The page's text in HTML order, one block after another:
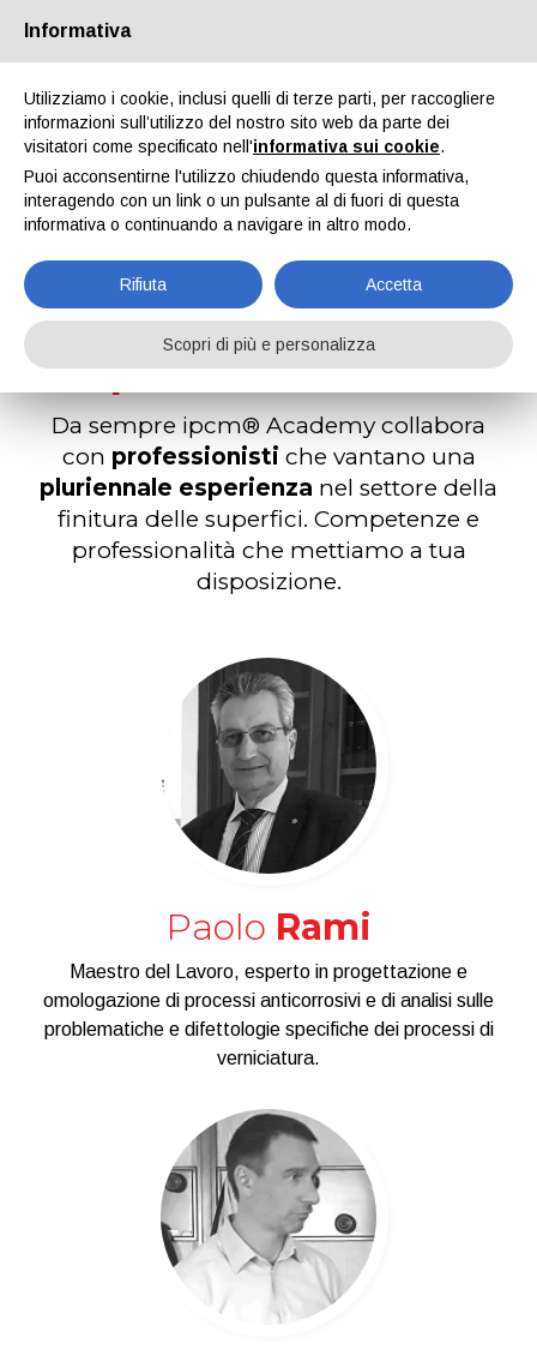
Docenti
Home Docenti
Competenzee
professionalità
Da sempre ipcm® Academy collabora
con professionisti che vantano una
pluriennale esperienza nel settore della
finitura delle superfici. Competenze e
professionalità che mettiamo a tua
disposizione.
Paolo Rami
Maestro del Lavoro, esperto in progettazione e
omologazione di processi anticorrosivi e di analisi sulle
problematiche e difettologie specifiche dei processi di
verniciatura.
Informativa
Utilizziamo i cookie, inclusi quelli di terze parti, per raccogliere
informazioni sull’utilizzo del nostro sito web da parte dei
visitatori come specificato nell'informativa sui cookie.
Puoi acconsentirne l'utilizzo chiudendo questa informativa,
interagendo con un link o un pulsante al di fuori di questa
informativa o continuando a navigare in altro modo.
Rifiuta Accetta
Scopri di più e personalizza